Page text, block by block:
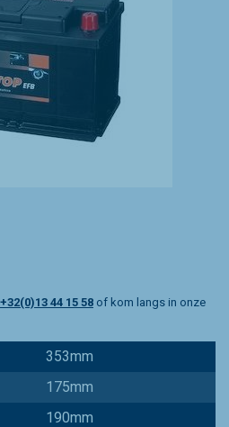
+32(0)13 44 15 58 of kom langs in onze
353mm
175mm
190mm